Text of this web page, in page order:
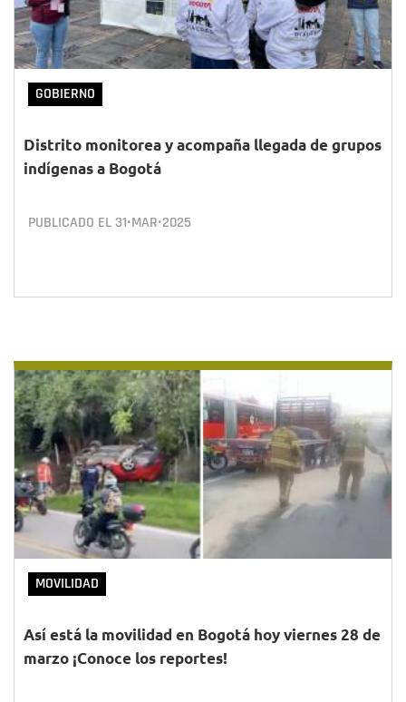
GOBIERNO
Distrito monitorea y acompaña llegada de grupos
indígenas a Bogotá
PUBLICADO EL 31•MAR•2025
MOVILIDAD
Así está la movilidad en Bogotá hoy viernes 28 de
marzo ¡Conoce los reportes!